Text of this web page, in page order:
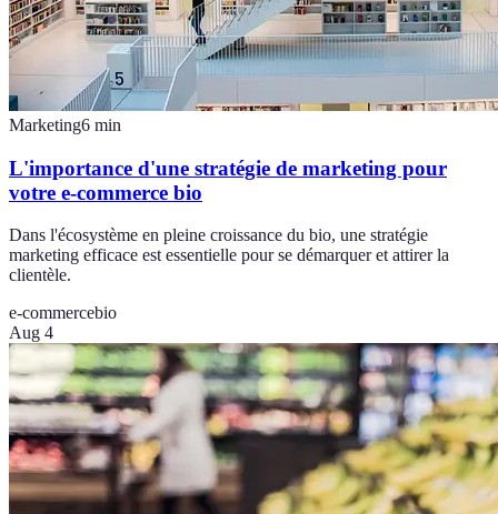
Marketing6 min
L'importance d'une stratégie de marketing pour
votre e-commerce bio
Dans l'écosystème en pleine croissance du bio, une stratégie
marketing efficace est essentielle pour se démarquer et attirer la
clientèle.
e-commercebio
Aug 4